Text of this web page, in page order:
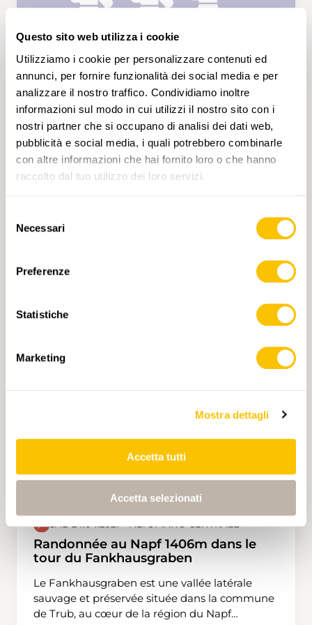
Questo sito web utilizza i cookie
Utilizziamo i cookie per personalizzare contenuti ed
annunci, per fornire funzionalità dei social media e per
analizzare il nostro traffico. Condividiamo inoltre
informazioni sul modo in cui utilizzi il nostro sito con i
nostri partner che si occupano di analisi dei dati web,
pubblicità e social media, i quali potrebbero combinarle
con altre informazioni che hai fornito loro o che hanno
raccolto dal tuo utilizzo dei loro servizi.
delNecessari
Preferenze
Statistiche
Marketing
Mostra dettagli
Accetta tutti
Accetta selezionati
SAB 10.04.2027 • GIURA
De Champ du Moulin à Boudry en
passant par le Signal du Lessy
Depuis la gare de Champ de Moulin nous
petit sentier étroit en dévers puis une belle
passages les plus difficiles. Après 3 heures de
montée nous prendrons un pique-nique au
aurons également une magnifique vue sur le
Creux du Van et le Val de Travers. Ensuite nous
Jura neuchâtelois en passant par la Petite et
Grande Ecoeurne. Nous nous arrêterons au lieu
dit le Bélvedère pour admirer le Littoral. Nous
Alta
SAB 24.04.2027 • ALTOPIANO CENTRALE
Randonnée au Napf 1406m dans le
tour du Fankhausgraben
Le Fankhausgraben est une vallée latérale
sauvage et préservée située dans la commune
de Trub, au cœur de la région du Napf